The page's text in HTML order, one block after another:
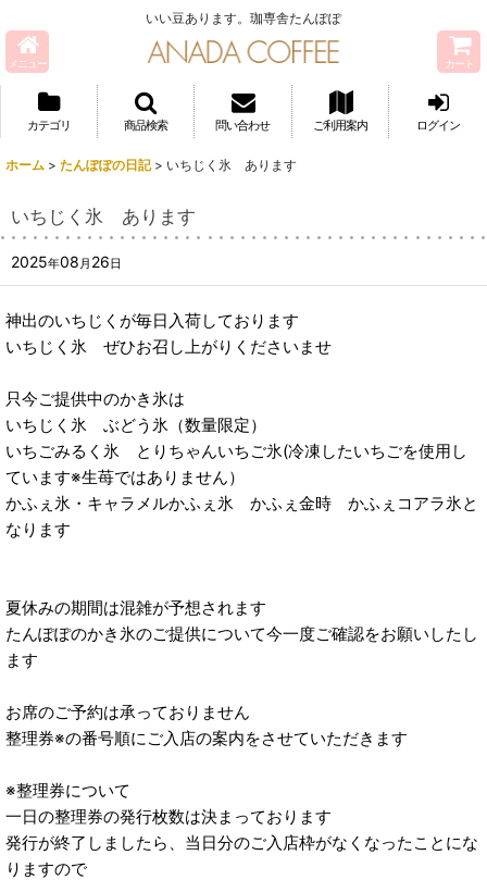
いい豆あります。珈専舎たんぽぽ
メニュー カート
カテゴリ 商品検索 問い合わせ ご利用案内 ログイン
ホーム > たんぽぽの日記 > いちじく氷 あります
いちじく氷 あります
2025年08 月 26日
神出のいちじくが毎日入荷しております
いちじく氷 ぜひお召し上がりくださいませ
只今ご提供中のかき氷は
いちじく氷 ぶどう氷（数量限定）
いちごみるく氷 とりちゃんいちご氷(冷凍したいちごを使用し
ています※生苺ではありません）
かふぇ氷・キャラメルかふぇ氷 かふぇ金時 かふぇコアラ氷と
なります
夏休みの期間は混雑が予想されます
たんぽぽのかき氷のご提供について今一度ご確認をお願いしたし
ます
お席のご予約は承っておりません
整理券※の番号順にご入店の案内をさせていただきます
※整理券について
一日の整理券の発行枚数は決まっております
発行が終了しましたら、当日分のご入店枠がなくなったことにな
りますので